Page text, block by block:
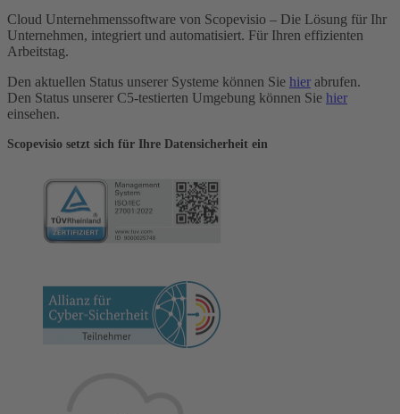
Cloud Unternehmenssoftware von Scopevisio – Die Lösung für Ihr
Unternehmen, integriert und automatisiert. Für Ihren effizienten
Arbeitstag.
Den aktuellen Status unserer Systeme können Sie hier abrufen.
Den Status unserer C5-testierten Umgebung können Sie hier
einsehen.
Scopevisio setzt sich für Ihre Datensicherheit ein